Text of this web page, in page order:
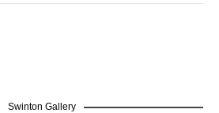
Swinton Gallery